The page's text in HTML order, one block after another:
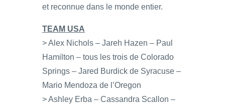
et reconnue dans le monde entier.
TEAM USA
> Alex Nichols – Jareh Hazen – Paul
Hamilton – tous les trois de Colorado
Springs – Jared Burdick de Syracuse –
Mario Mendoza de l’Oregon
> Ashley Erba – Cassandra Scallon –